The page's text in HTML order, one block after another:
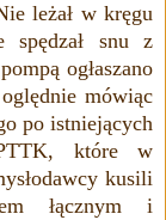
leżał w kręgu
spędzał snu z
ogłaszano
mówiąc
po istniejących
które w
kusili
łącznym i